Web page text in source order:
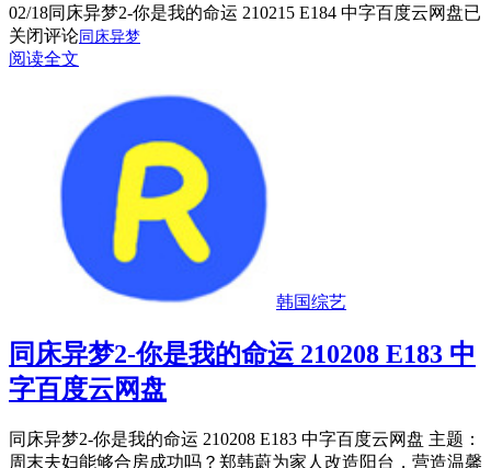
02/18同床异梦2-你是我的命运 210215 E184 中字百度云网盘已
关闭评论 同床异梦
阅读全文
韩国综艺
同床异梦2-你是我的命运 210208 E183 中
字百度云网盘
同床异梦2-你是我的命运 210208 E183 中字百度云网盘 主题：
周末夫妇能够合房成功吗？郑韩蔚为家人改造阳台，营造温馨